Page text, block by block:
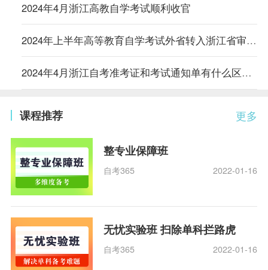
2024年4月浙江高教自学考试顺利收官
2024年上半年高等教育自学考试外省转入浙江省审核结果
2024年4月浙江自考准考证和考试通知单有什么区别？
更多
课程推荐
整专业保障班
自考365 2022-01-16
无忧实验班 扫除单科拦路虎
自考365 2022-01-16